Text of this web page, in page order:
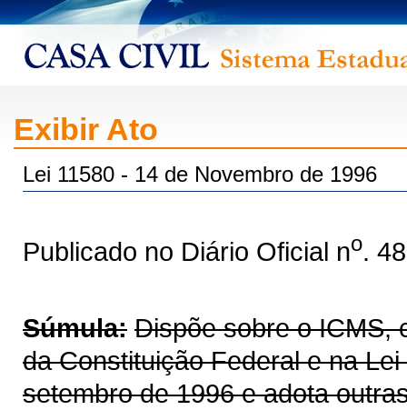
Exibir Ato
Lei 11580 - 14 de Novembro de 1996
Publicado no Diário Oficial no.
Súmula: Dispõe sobre o ICMS,
da Constituição Federal e na
setembro de 1996 e adota